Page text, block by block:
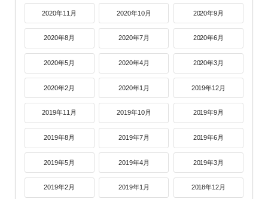
2020年11月 2020年10月 2020年9月
2020年8月 2020年7月 2020年6月
2020年5月 2020年4月 2020年3月
2020年2月 2020年1月 2019年12月
2019年11月 2019年10月 2019年9月
2019年8月 2019年7月 2019年6月
2019年5月 2019年4月 2019年3月
2019年2月 2019年1月 2018年12月